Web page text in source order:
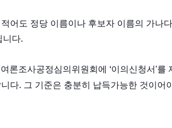
어도 정당 이름이나 후보자 이름의 가나
니다.
론조사공정심의위원회에 ‘이의신청서'를
다. 그 기준은 충분히 납득가능한 것이어